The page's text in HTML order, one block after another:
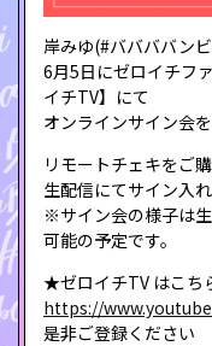
岸みゆ(#ババババン
6月5日にゼロイチフ
イチTV】にて
オンラインサイン会を
リモートチェキをご
生配信にてサイン入
※サイン会の様子は
可能の予定です。
★ゼロイチTV はこち
https://
是非ご登録ください